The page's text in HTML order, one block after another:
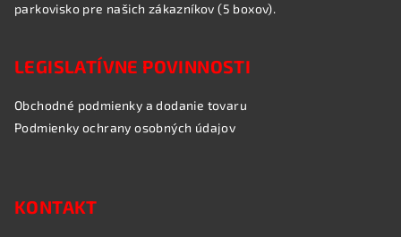
parkovisko pre našich zákazníkov (5 boxov).
LEGISLATÍVNE POVINNOSTI
Obchodné podmienky a dodanie tovaru
Podmienky ochrany osobných údajov
KONTAKT